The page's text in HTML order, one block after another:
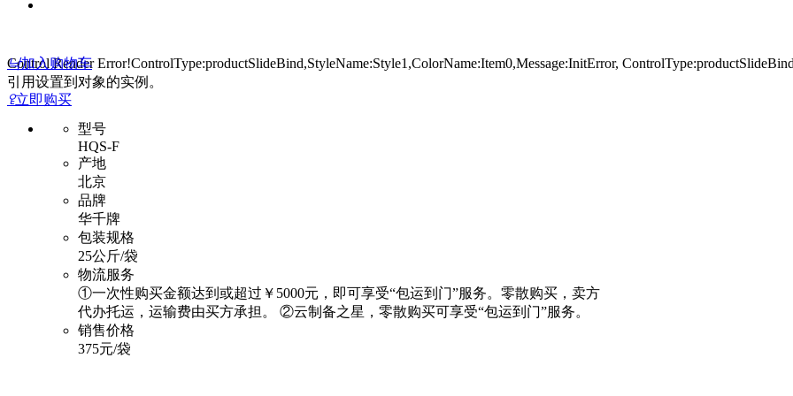
型号
HQS-F
产地
北京
品牌
华千牌
包装规格
25公斤/袋
物流服务
①一次性购买金额达到或超过￥5000元，即可享受“包运到门”服务。零散购买，卖方
代办托运，运输费由买方承担。 ②云制备之星，零散购买可享受“包运到门”服务。
销售价格
375元/袋
Control Render Error!ControlType:productSlideBind,StyleName:Style1,ColorName:Item0,Message:InitError,
引用设置到对象的实例。
낙加入购物车
ꄗ立即购买